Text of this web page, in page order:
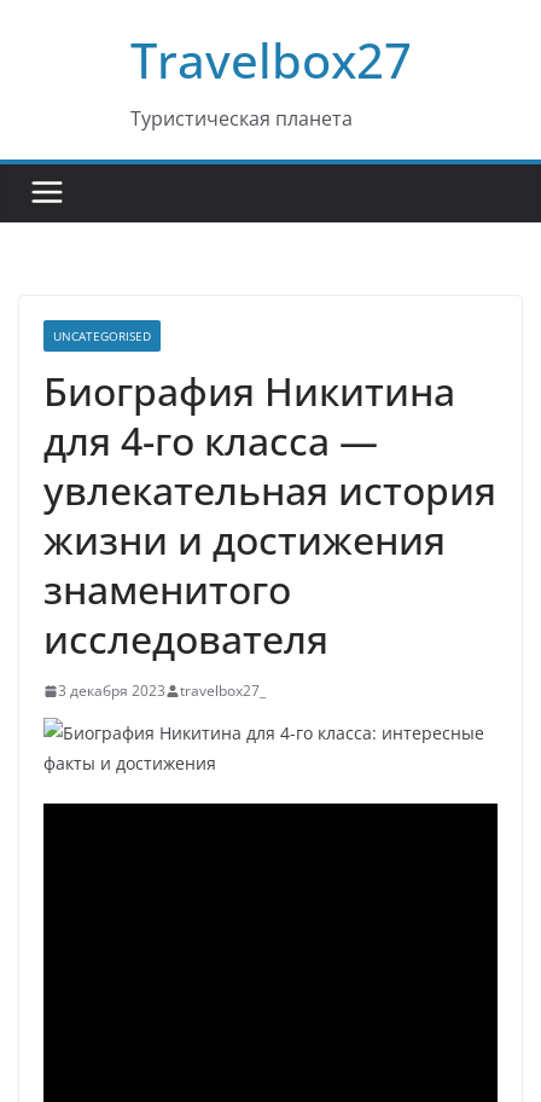
Travelbox27
Туристическая планета
UNCATEGORISED
Биография Никитина
для 4-го класса —
увлекательная история
жизни и достижения
знаменитого
исследователя
3 декабря 2023 travelbox27_